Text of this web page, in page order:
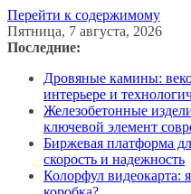
Перейти к содержимому
Пятница, 7 августа, 2026
Последние:
Дровяные камины:
интерьере и
Железобетонные
ключевой элемент
Биржевая платформа
скорость и надежность
Колорфул видеокарта: